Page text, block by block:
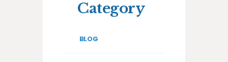
Category
BLOG